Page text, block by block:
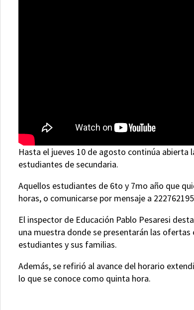
Hasta el jueves 10 de agosto continúa
estudiantes de secundaria.
Aquellos estudiantes de 6to y 7mo año que
horas, o comunicarse por mensaje a
El inspector de Educación Pablo Pesaresi
una muestra donde se presentarán las
estudiantes y sus familias.
Además, se refirió al avance del horario
lo que se conoce como quinta hora.